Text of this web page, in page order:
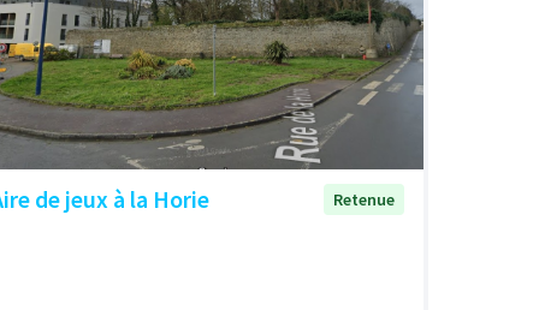
de jeux à la Horie Retenue